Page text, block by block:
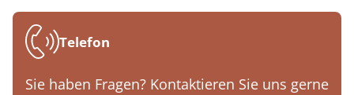
Telefon
Sie haben Fragen? Kontaktieren Sie uns gerne